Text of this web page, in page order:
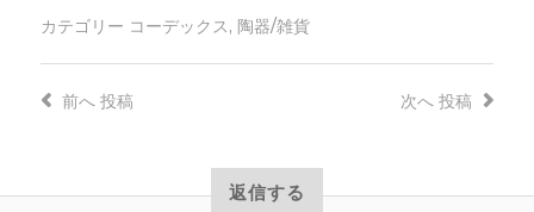
カテゴリー コーデックス, 陶器/雑貨
次へ 投稿
前へ投稿
返信する